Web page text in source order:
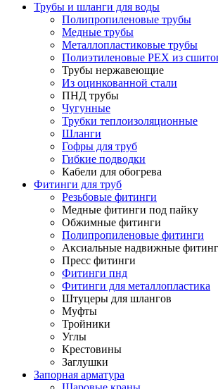
Трубы и шланги для воды
Полипропиленовые трубы
Медные трубы
Металлопластиковые трубы
Полиэтиленовые PEX из
Трубы нержавеющие
Из оцинкованной стали
ПНД трубы
Чугунные
Трубки теплоизоляционные
Шланги
Гофры для труб
Гибкие подводки
Кабели для обогрева
Фитинги для труб
Резьбовые фитинги
Медные фитинги под пайку
Обжимные фитинги
Полипропиленовые фитинги
Аксиальные надвижные
Пресс фитинги
Фитинги пнд
Фитинги для металлопластика
Штуцеры для шлангов
Муфты
Тройники
Углы
Крестовины
Заглушки
Запорная арматура